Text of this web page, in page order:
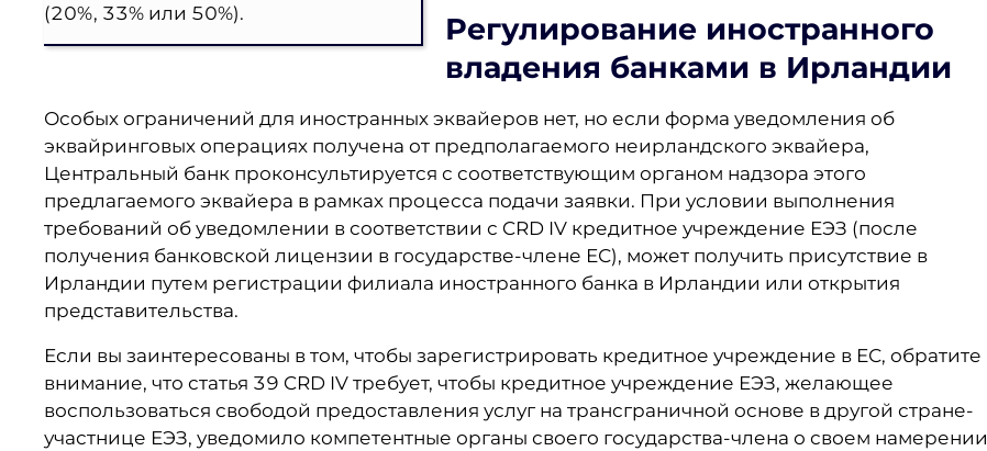
(20%, 33% или 50%).
Регулирование иностранного
владения банками в Ирландии
Особых ограничений для иностранных эквайеров нет, но если форма уведомления об
эквайринговых операциях получена от предполагаемого неирландского эквайера,
Центральный банк проконсультируется с соответствующим органом надзора этого
предлагаемого эквайера в рамках процесса подачи заявки. При условии выполнения
требований об уведомлении в соответствии с CRD IV кредитное учреждение ЕЭЗ (после
получения банковской лицензии в государстве-члене ЕС), может получить присутствие в
Ирландии путем регистрации филиала иностранного банка в Ирландии или открытия
представительства.
Если вы заинтересованы в том, чтобы зарегистрировать кредитное учреждение в ЕС, обратите
внимание, что статья 39 CRD IV требует, чтобы кредитное учреждение ЕЭЗ, желающее
воспользоваться свободой предоставления услуг на трансграничной основе в другой стране-
участнице ЕЭЗ, уведомило компетентные органы своего государства-члена о своем намерении